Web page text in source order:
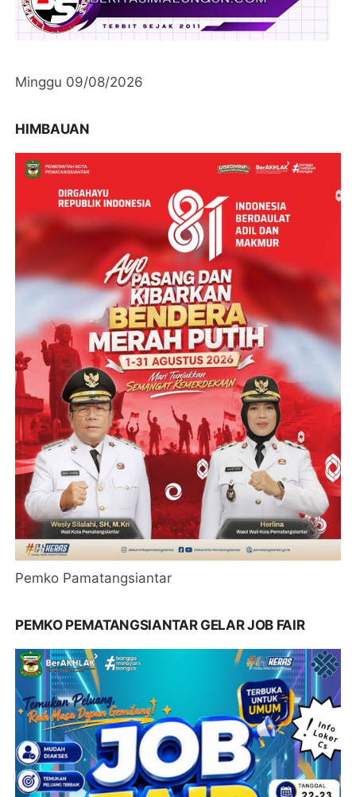
Minggu 09/08/2026
HIMBAUAN
Pemko Pamatangsiantar
PEMKO PEMATANGSIANTAR GELAR JOB FAIR